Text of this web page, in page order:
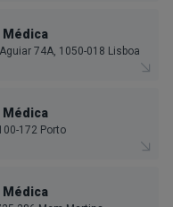
Médica
74A, 1050-018 Lisboa
Médica
172 Porto
Médica